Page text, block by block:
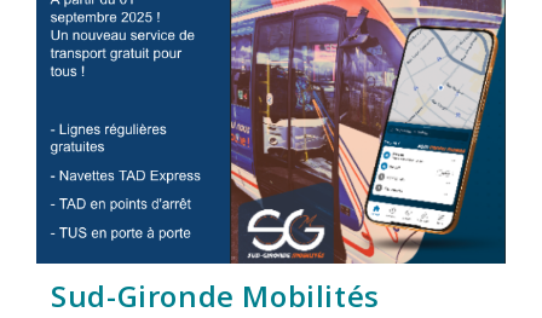
Sud-Gironde Mobilités